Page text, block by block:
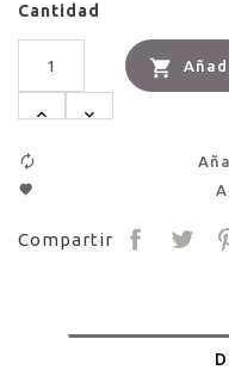
Cantidad

Compartir